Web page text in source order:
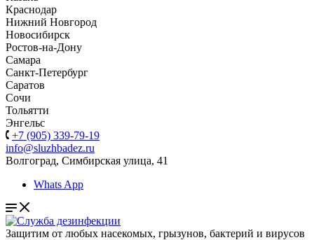
Краснодар
Нижний Новгород
Новосибирск
Ростов-на-Дону
Самара
Санкт-Петербург
Саратов
Сочи
Тольятти
Энгельс
+7 (905) 339-79-19
info@sluzhbadez.ru
Волгоград, Симбирская улица, 41
Whats App
Защитим от любых насекомых, грызунов, бактерий и вирусов